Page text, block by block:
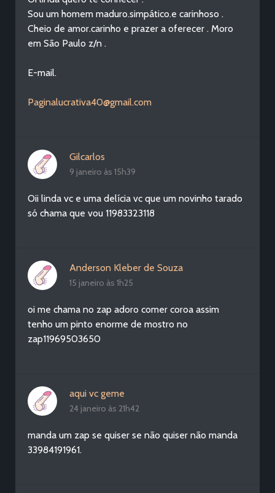
Sou um homem maduro.simpático.e carinhoso .
Cheio de amor.carinho e prazer a oferecer . Moro
em São Paulo z/n .
E-mail.
Paginalucrativa40@gmail.com
Gilcarlos
9 janeiro às 15h39
Oii linda vc e uma delícia vc que um novinho tarado
só chama que vou 11983323118
Anderson Kleber de Souza
15 janeiro às 1h25
oi me chama no zap adoro comer coroa assim
tenho um pinto enorme de mostro no
zap11969503650
aqui vc geme
24 janeiro às 21h42
manda um zap se quiser se não quiser não manda
33984191961.